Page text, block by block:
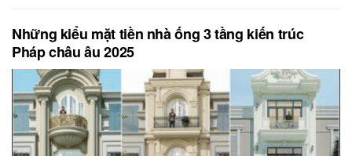
Những kiểu mặt tiền nhà ống 3 tầng kiến trúc
Pháp châu âu 2025